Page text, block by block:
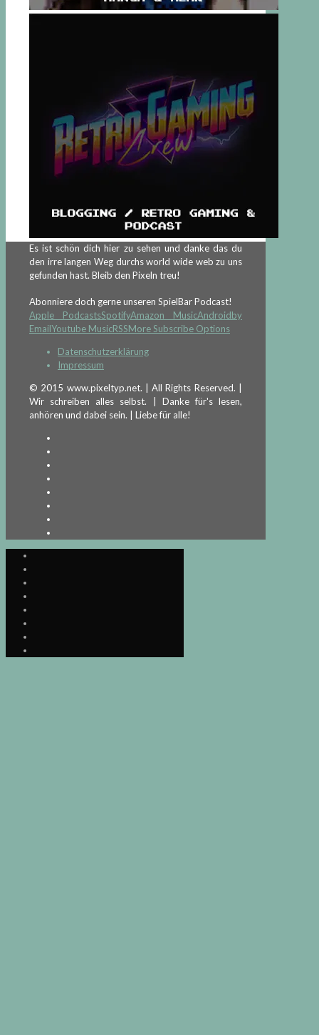
Es ist schön dich hier zu sehen und danke das du
den irre langen Weg durchs world wide web zu uns
gefunden hast. Bleib den Pixeln treu!
Abonniere doch gerne unseren SpielBar Podcast!
Apple PodcastsSpotifyAmazon MusicAndroidby
EmailYoutube MusicRSSMore Subscribe Options
Datenschutzerklärung
Impressum
© 2015 www.pixeltyp.net. | All Rights Reserved. |
Wir schreiben alles selbst. | Danke für's lesen,
anhören und dabei sein. | Liebe für alle!